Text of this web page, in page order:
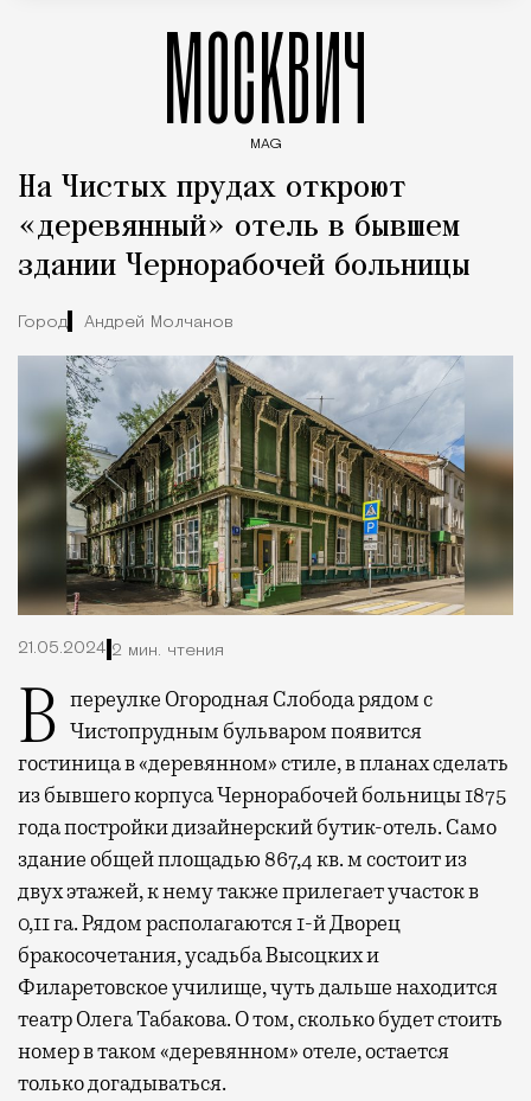
МОСКВИЧ
MAG
На Чистых прудах откроют
«деревянный» отель в бывшем
здании Чернорабочей больницы
Город Андрей Молчанов
21.05.2024 2 мин. чтения
В переулке Огородная Слобода рядом с Чистопрудным бульваром появится
гостиница в «деревянном» стиле, в планах сделать
из бывшего корпуса Чернорабочей больницы 1875
года постройки дизайнерский бутик-отель. Само
здание общей площадью 867,4 кв. м состоит из
двух этажей, к нему также прилегает участок в
0,11 га. Рядом располагаются 1-й Дворец
бракосочетания, усадьба Высоцких и
Филаретовское училище, чуть дальше находится
театр Олега Табакова. О том, сколько будет стоить
номер в таком «деревянном» отеле, остается
только догадываться.